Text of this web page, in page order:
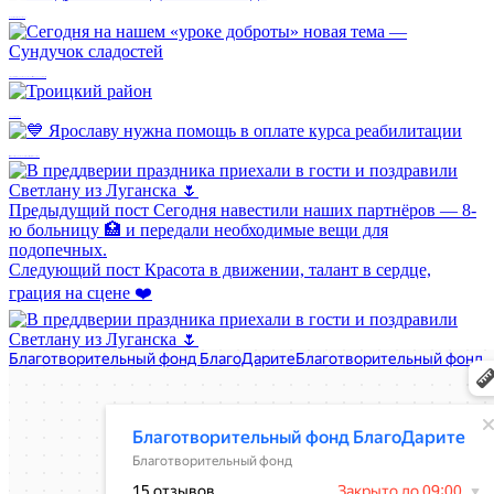
Предыдущий пост Сегодня навестили наших партнёров — 8-
ю больницу 🏥 и передали необходимые вещи для
подопечных.
Следующий пост Красота в движении, талант в сердце,
грация на сцене ❤️